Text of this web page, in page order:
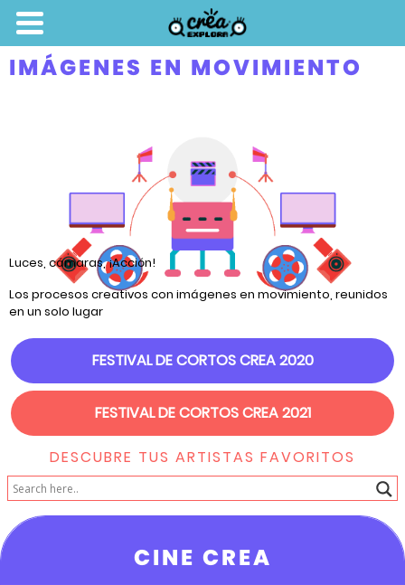
IMÁGENES EN MOVIMIENTO
Luces, cámaras, ¡Acción!
Los procesos creativos con imágenes en movimiento, reunidos
en un solo lugar
FESTIVAL DE CORTOS CREA 2020
FESTIVAL DE CORTOS CREA 2021
DESCUBRE TUS ARTISTAS FAVORITOS
CINE CREA